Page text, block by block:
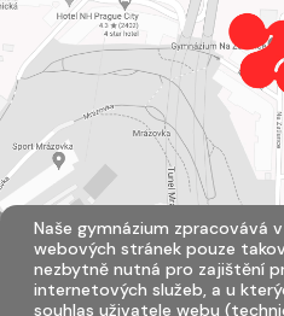
Naše gymnázium zpracovává
webových stránek pouze
nezbytně nutná pro zajištění
internetových služeb, a u
souhlas uživatele webu